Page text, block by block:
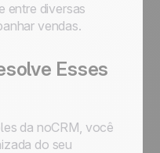
entre diversas
vendas.
Esses
da noCRM, você
do seu